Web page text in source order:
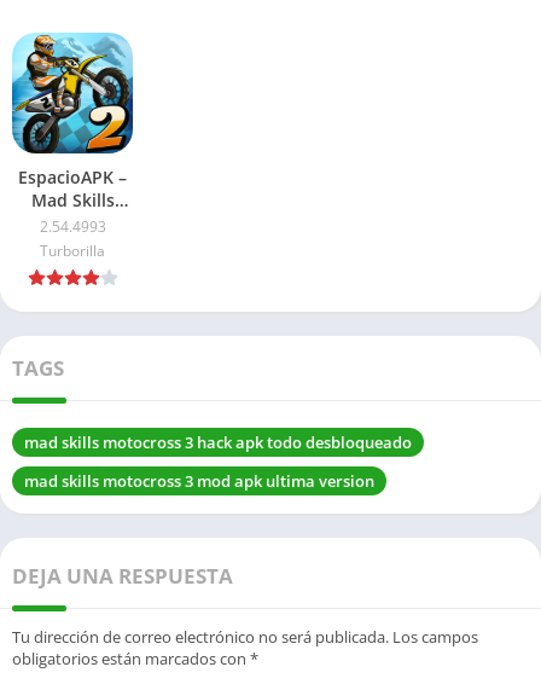
EspacioAPK –
Mad Skills
Motocross 2
APK 2026:
Compras
gratis
2.54.4993
Turborilla
TAGS
mad skills motocross 3 hack apk todo desbloqueado
mad skills motocross 3 mod apk ultima version
DEJA UNA RESPUESTA
Tu dirección de correo electrónico no será publicada. Los campos
obligatorios están marcados con *